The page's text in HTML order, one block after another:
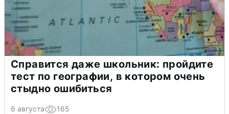
Справится даже школьник: пройдите
тест по географии, в котором очень
стыдно ошибиться
6 августа 165